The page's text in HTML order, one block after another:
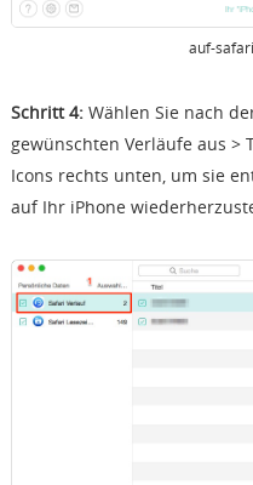
auf-
Schritt 4:Wählen Sie nach
gewünschten Verläufe aus >
Icons rechts unten, um sie
auf Ihr iPhone